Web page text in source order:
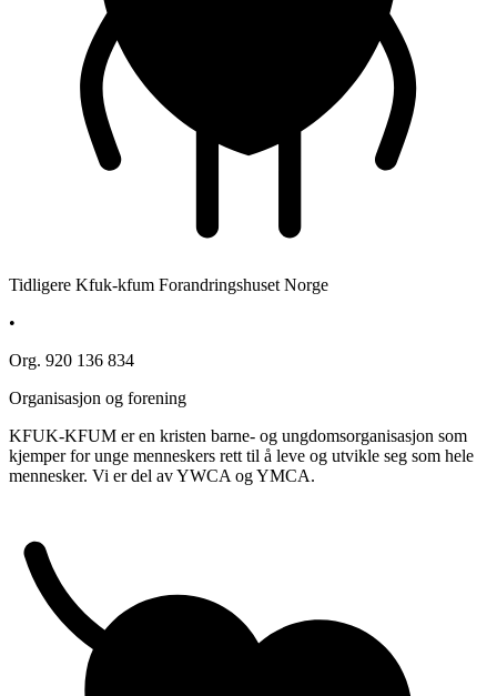
Tidligere Kfuk-kfum Forandringshuset Norge
•
Org. 920 136 834
Organisasjon og forening
KFUK-KFUM er en kristen barne- og ungdomsorganisasjon som
kjemper for unge menneskers rett til å leve og utvikle seg som hele
mennesker. Vi er del av YWCA og YMCA.